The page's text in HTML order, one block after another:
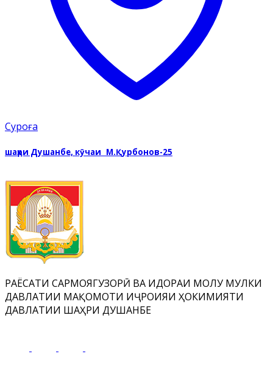
Суроға
шаҳри Душанбе, кӯчаи М.Қурбонов-25
РАЁСАТИ САРМОЯГУЗОРӢ ВА ИДОРАИ МОЛУ МУЛКИ
ДАВЛАТИИ МАҚОМОТИ ИҶРОИЯИ ҲОКИМИЯТИ
ДАВЛАТИИ ШАҲРИ ДУШАНБЕ